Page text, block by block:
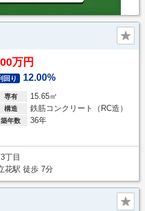
万円
回り 12.00%
専有 15.65㎡
構造 鉄筋コンクリート（RC造）
築年数 36年
丁目
花駅 徒歩 7分